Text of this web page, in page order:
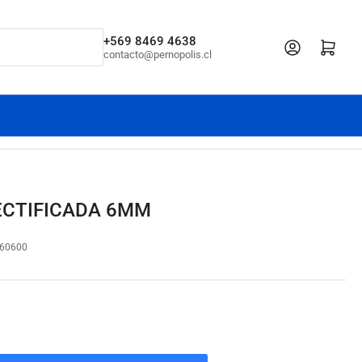
+569 8469 4638
contacto@pernopolis.cl
Iniciar sesiónAbrir cesta
6MM